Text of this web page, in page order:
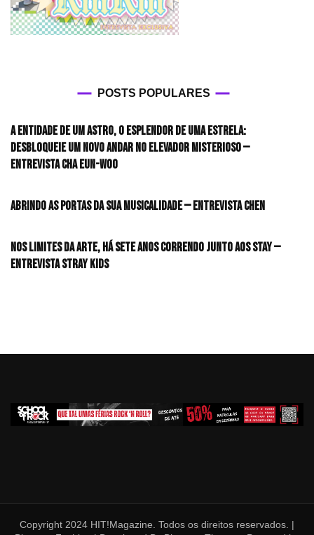
POSTS POPULARES
A entidade de um astro, o esplendor de uma estrela:
desbloqueie um novo andar no elevador misterioso —
Entrevista CHA EUN-WOO
Abrindo as portas da sua musicalidade — Entrevista CHEN
Nos limites da arte, há sete anos correndo junto aos STAY —
Entrevista Stray Kids
Copyright 2024 HIT!Magazine. Todos os direitos reservados. |